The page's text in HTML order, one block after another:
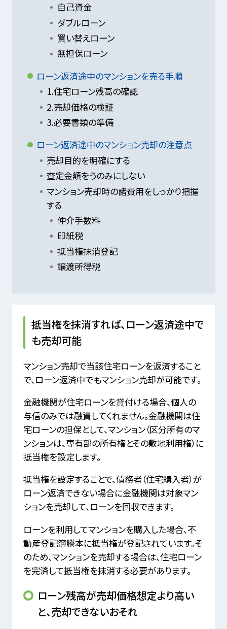
自己資金
ダブルローン
買い替えローン
無担保ローン
ローン返済途中のマンションを売る手順
1.住宅ローン残高の確認
2.売却価格の検証
3.必要書類の準備
ローン返済途中のマンション売却の注意点
売却目的を明確にする
査定金額をうのみにしない
マンション売却時の諸費用をしっかり把握
する
仲介手数料
印紙税
抵当権抹消登記
譲渡所得税
抵当権を抹消すれば、ローン返済途中で
も売却可能
マンション売却で当該住宅ローンを返済すること
で、ローン返済中でもマンション売却が可能です。
金融機関が住宅ローンを貸付ける場合、個人の
与信のみでは融資してくれません。金融機関は住
宅ローンの担保として、マンション（区分所有のマ
ンションは、専有部の所有権とその敷地利用権）に
抵当権を設定します。
抵当権を設定することで、債務者（住宅購入者）が
ローン返済できない場合に金融機関は対象マン
ションを売却して、ローンを回収できます。
ローンを利用してマンションを購入した場合、不
動産登記簿謄本に抵当権が登記されています。そ
のため、マンションを売却する場合は、住宅ローン
を完済して抵当権を抹消する必要があります。
ローン残高が売却価格想定より高い
と、売却できないおそれ